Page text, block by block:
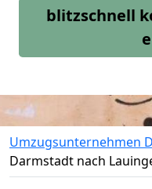
blitzschnell
Umzugsunternehmen
Darmstadt nach